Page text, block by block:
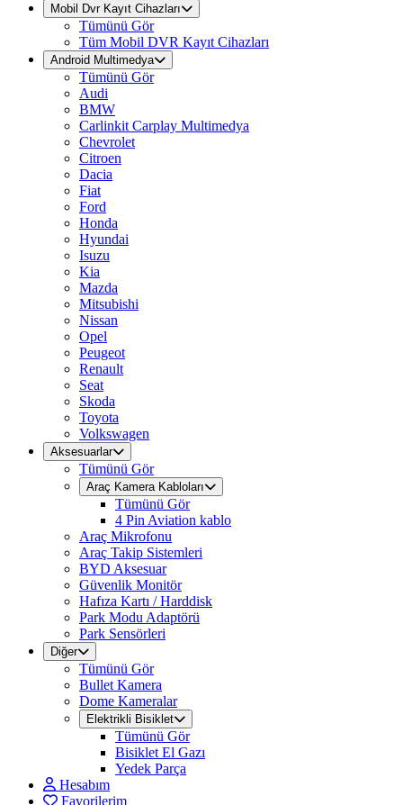
Mobil Dvr Kayıt Cihazları
Tümünü Gör
Tüm Mobil DVR Kayıt Cihazları
Android Multimedya
Tümünü Gör
Audi
BMW
Carlinkit Carplay Multimedya
Chevrolet
Citroen
Dacia
Fiat
Ford
Honda
Hyundai
Isuzu
Kia
Mazda
Mitsubishi
Nissan
Opel
Peugeot
Renault
Seat
Skoda
Toyota
Volkswagen
Aksesuarlar
Tümünü Gör
Araç Kamera Kabloları
Tümünü Gör
4 Pin Aviation kablo
Araç Mikrofonu
Araç Takip Sistemleri
BYD Aksesuar
Güvenlik Monitör
Hafıza Kartı / Harddisk
Park Modu Adaptörü
Park Sensörleri
Diğer
Tümünü Gör
Bullet Kamera
Dome Kameralar
Elektrikli Bisiklet
Tümünü Gör
Bisiklet El Gazı
Yedek Parça
Hesabım
Favorilerim